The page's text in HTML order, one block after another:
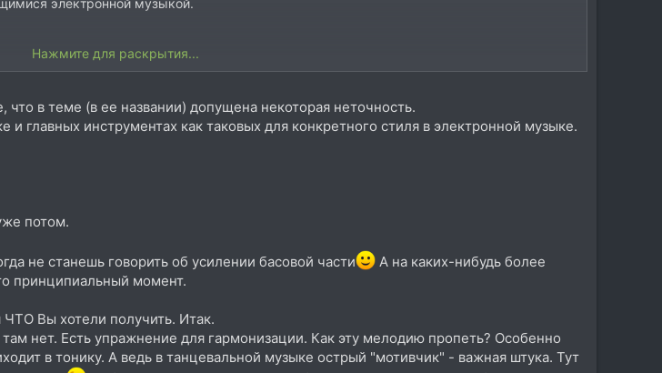
Нажмите для раскрытия...
в теме (в ее названии) допущена некоторая неточность.
главных инструментах как таковых для конкретного стиля в электронной музыке.
потом.
не станешь говорить об усилении басовой части
А на каких-нибудь более
принципиальный момент.
Вы хотели получить. Итак.
нет. Есть упражнение для гармонизации. Как эту мелодию пропеть? Особенно
в тонику. А ведь в танцевальной музыке острый "мотивчик" - важная штука. Тут